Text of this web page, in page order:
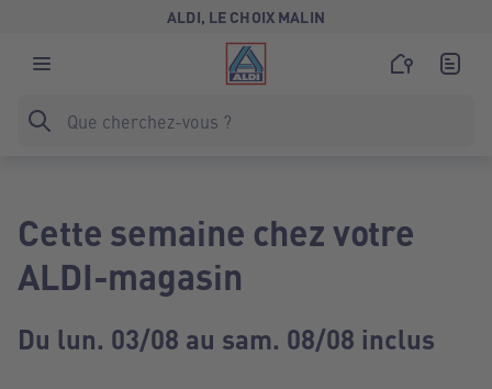
ALDI, LE CHOIX MALIN
Cette semaine chez votre
ALDI-magasin
Du lun. 03/08 au sam. 08/08 inclus